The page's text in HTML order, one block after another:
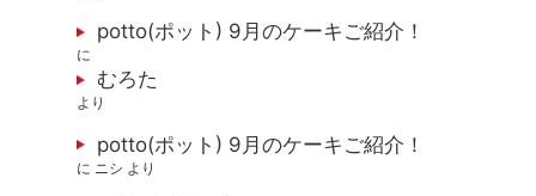
potto(ポット) 9月のケーキご紹介！
に
むろた
より
potto(ポット) 9月のケーキご紹介！
に ニシ より